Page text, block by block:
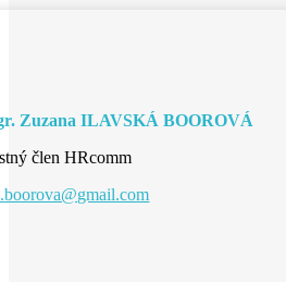
Zuzana ILAVSKÁ BOOROVÁ
člen HRcomm